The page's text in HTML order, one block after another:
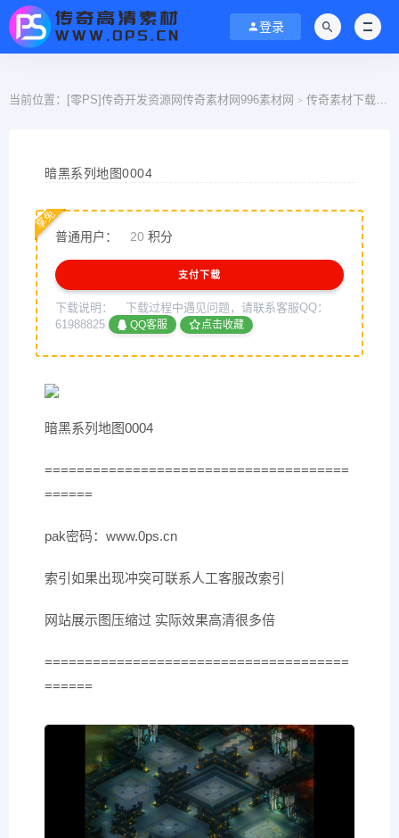
登录
当前位置： [零PS]传奇开发资源网传奇素材网996素材网 > 传奇素材下载
暗黑系列地图0004
普通用户： 20 积分
享免
支付下载
下载说明：
下载过程中遇见问题，请联系客服QQ：
61988825
QQ客服 点击收藏
暗黑系列地图0004
======================================
======
pak密码：www.0ps.cn
索引如果出现冲突可联系人工客服改索引
网站展示图压缩过 实际效果高清很多倍
======================================
======